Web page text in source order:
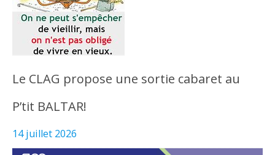
Le CLAG propose une sortie cabaret au
P’tit BALTAR!
14 juillet 2026